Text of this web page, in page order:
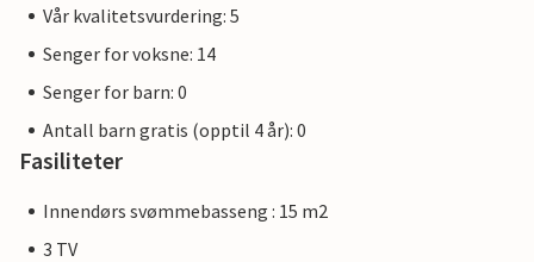
Vår kvalitetsvurdering: 5
Senger for voksne: 14
Senger for barn: 0
Antall barn gratis (opptil 4 år): 0
Fasiliteter
Innendørs svømmebasseng : 15 m2
3 TV